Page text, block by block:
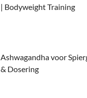
| Bodyweight Training
Ashwagandha voor
& Dosering